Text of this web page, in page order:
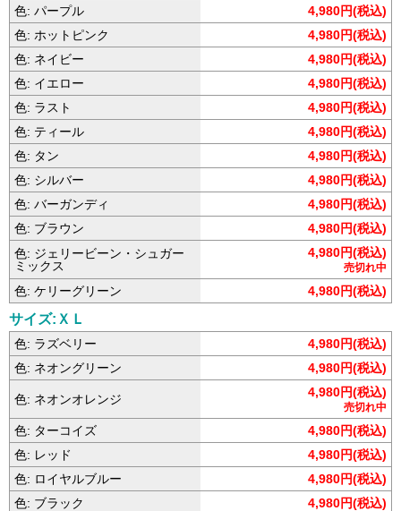
色: パープル
4,980円(税込)
色: ホットピンク
4,980円(税込)
色: ネイビー
4,980円(税込)
色: イエロー
4,980円(税込)
色: ラスト
4,980円(税込)
色: ティール
4,980円(税込)
色: タン
4,980円(税込)
色: シルバー
4,980円(税込)
色: バーガンディ
4,980円(税込)
色: ブラウン
4,980円(税込)
色: ジェリービーン・シュガー
ミックス
4,980円(税込)
売切れ中
色: ケリーグリーン 4,980円(税込)
サイズ:ＸＬ
色: ラズベリー
4,980円(税込)
色: ネオングリーン
4,980円(税込)
色: ネオンオレンジ 4,980円(税込)
売切れ中
色: ターコイズ
4,980円(税込)
色: レッド
4,980円(税込)
色: ロイヤルブルー
4,980円(税込)
色: ブラック
4,980円(税込)